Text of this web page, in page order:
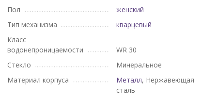
Пол
женский
Тип механизма
кварцевый
Класс
водонепроницаемости
WR 30
Стекло
Минеральное
Материал корпуса
Металл, Нержавеющая
сталь